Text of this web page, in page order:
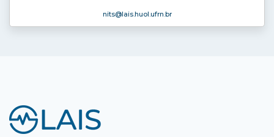
nits@lais.huol.ufrn.br